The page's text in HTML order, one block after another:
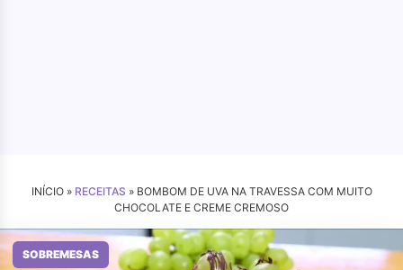
INÍCIO » RECEITAS » BOMBOM DE UVA NA TRAVESSA COM MUITO
CHOCOLATE E CREME CREMOSO
SOBREMESAS